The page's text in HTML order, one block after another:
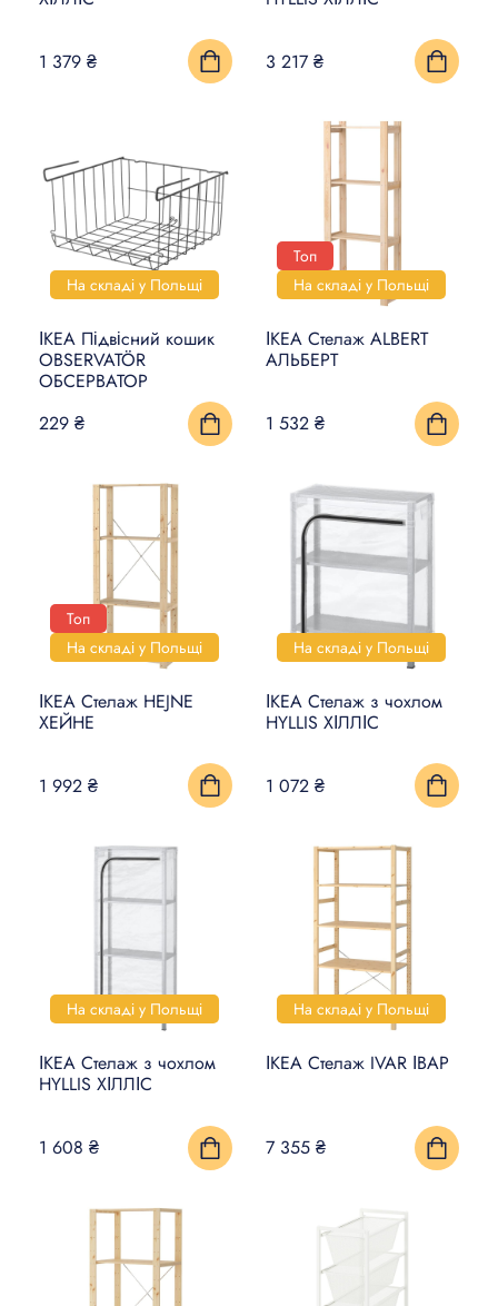
КИЛИМИ, ЦИНОВКИ ТА
ПІДЛОГИ
ТОВАРИ ДЛЯ ТВАРИН
1 379 ₴ 3 217 ₴
На складі у Польщі
ІКЕА Підвісний кошик
OBSERVATÖR
ОБСЕРВАТОР
229 ₴
Топ
На складі у Польщі
ІКЕА Стелаж ALBERT
АЛЬБЕРТ
1 532 ₴
Топ
На складі у Польщі
ІКЕА Стелаж HEJNE
ХЕЙНЕ
1 992 ₴
На складі у Польщі
ІКЕА Стелаж з чохлом
HYLLIS ХІЛЛІС
1 072 ₴
На складі у Польщі
ІКЕА Стелаж з чохлом
HYLLIS ХІЛЛІС
1 608 ₴
На складі у Польщі
ІКЕА Стелаж IVAR ІВАР
7 355 ₴